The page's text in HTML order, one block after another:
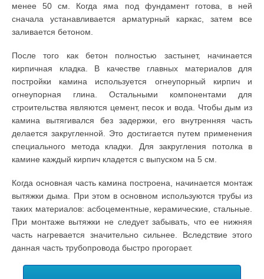
менее 50 см. Когда яма под фундамент готова, в ней
сначала устанавливается арматурный каркас, затем все
заливается бетоном.
После того как бетон полностью застынет, начинается
кирпичная кладка. В качестве главных материалов для
постройки камина используется огнеупорный кирпич и
огнеупорная глина. Остальными компонентами для
строительства являются цемент, песок и вода. Чтобы дым из
камина вытягивался без задержки, его внутренняя часть
делается закругленной. Это достигается путем применения
специального метода кладки. Для закругления потолка в
камине каждый кирпич кладется с выпуском на 5 см.
Когда основная часть камина построена, начинается монтаж
вытяжки дыма. При этом в основном используются трубы из
таких материалов: асбоцементные, керамические, стальные.
При монтаже вытяжки не следует забывать, что ее нижняя
часть нагревается значительно сильнее. Вследствие этого
данная часть трубопровода быстро прогорает.